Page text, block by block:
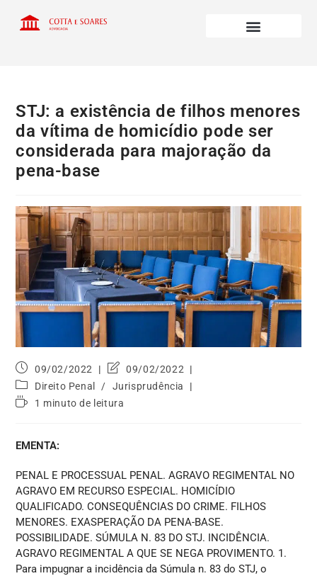
STJ: a existência de filhos menores
da vítima de homicídio pode ser
considerada para majoração da
pena-base
09/02/2022
09/02/2022
Direito Penal
/
Jurisprudência
1 minuto de leitura
EMENTA:
PENAL E PROCESSUAL PENAL. AGRAVO REGIMENTAL NO
AGRAVO EM RECURSO ESPECIAL. HOMICÍDIO
QUALIFICADO. CONSEQUÊNCIAS DO CRIME. FILHOS
MENORES. EXASPERAÇÃO DA PENA-BASE.
POSSIBILIDADE. SÚMULA N. 83 DO STJ. INCIDÊNCIA.
AGRAVO REGIMENTAL A QUE SE NEGA PROVIMENTO. 1.
Para impugnar a incidência da Súmula n. 83 do STJ, o